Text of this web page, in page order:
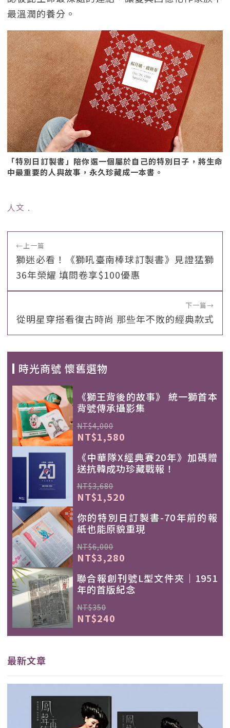
最溫潤的養分。
「特別日訂製書」陪你選一個屬於自己的特別日子，將生命
中最重要的人與故事，永久珍藏成一本書。
人文 ﹒
←上一篇
獅迷必看！《獅吼臺南棒球訂製書》見證猛獅
36年榮耀 填問卷享$100優惠
下一篇→
從明星穿搭看復古時尚 那些年不敗的經典款式
時光商號 懷舊選物
《獅王背後的故事》 統一獅首本
背號傳承攝影集
NT$4,000
NT$1,580
《中華隊X經典賽20年》加碼贈
送抗韓成功珍藏戰報！
NT$3,680
NT$1,520
你的特別日訂製書-70年前的報
紙也能原貌重現
NT$6,000
NT$3,280
聯合報創刊號L型文件夾｜1951
年的首版紀念
NT$350
NT$240
最新文章